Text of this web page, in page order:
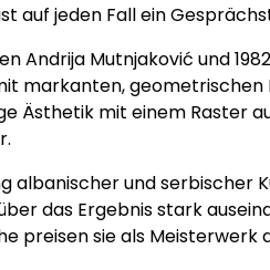
auf jeden Fall ein
Andrija Mutnjaković und
markanten,
Ästhetik mit einem Raster
albanischer und
das Ergebnis stark
preisen sie als